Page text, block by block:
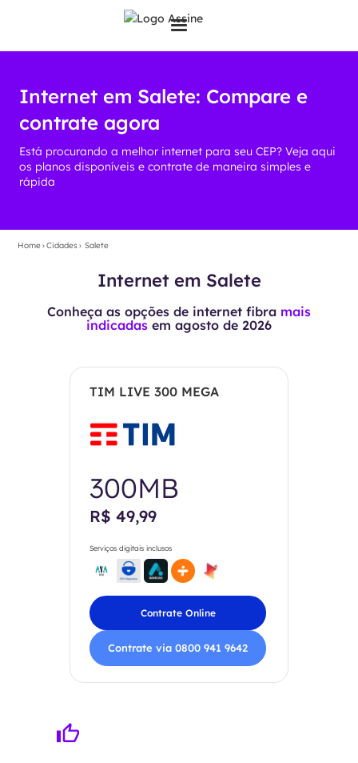
Internet em Salete: Compare e
contrate agora
Está procurando a melhor internet para seu CEP? Veja aqui
os planos disponíveis e contrate de maneira simples e
rápida
Home›Cidades› Salete
Internet em Salete
Conheça as opções de internet fibra mais
indicadas em agosto de 2026
TIM LIVE 300 MEGA
300MB
R$ 49,99
Serviços digitais inclusos
Contrate Online
Contrate via 0800 941 9642